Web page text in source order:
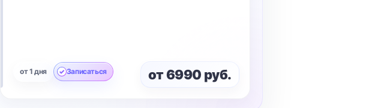
от 1 дня Записаться от 6990 руб.